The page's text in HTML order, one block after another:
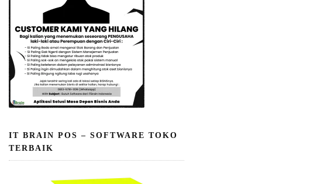
IT BRAIN POS – SOFTWARE TOKO
TERBAIK